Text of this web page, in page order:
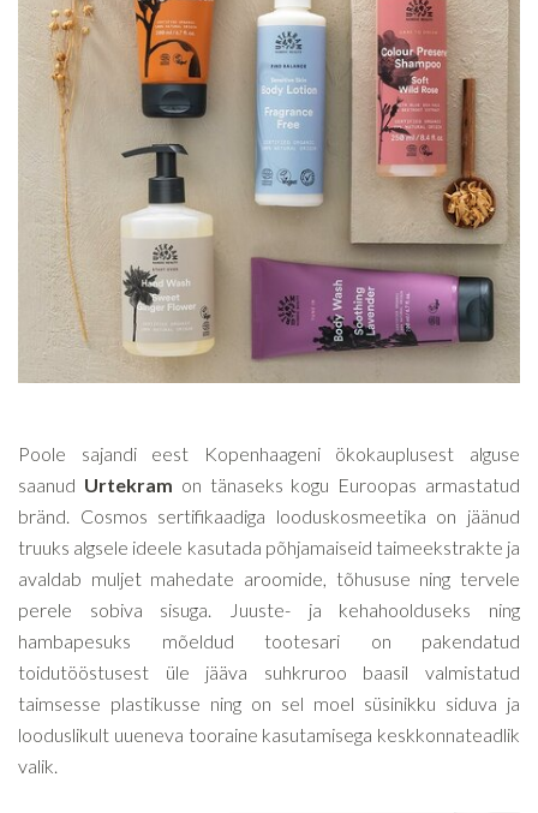
Poole sajandi eest Kopenhaageni ökokauplusest alguse
saanud Urtekram on tänaseks kogu Euroopas armastatud
bränd. Cosmos sertifikaadiga looduskosmeetika on jäänud
truuks algsele ideele kasutada põhjamaiseid taimeekstrakte ja
avaldab muljet mahedate aroomide, tõhususe ning tervele
perele sobiva sisuga. Juuste- ja kehahoolduseks ning
hambapesuks mõeldud tootesari on pakendatud
toidutööstusest üle jääva suhkruroo baasil valmistatud
taimsesse plastikusse ning on sel moel süsinikku siduva ja
looduslikult uueneva tooraine kasutamisega keskkonnateadlik
valik.